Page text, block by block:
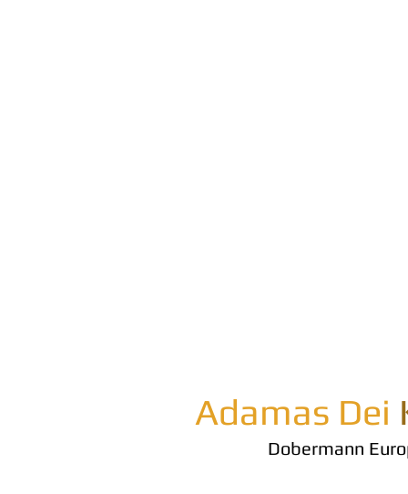
Adamas Dei
Dobermann